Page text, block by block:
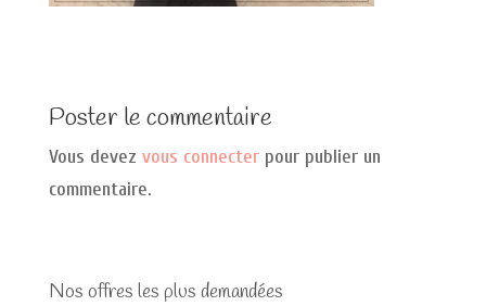
Poster le commentaire
Vous devez vous connecterpour publier un
commentaire.
Nos offres les plus demandées